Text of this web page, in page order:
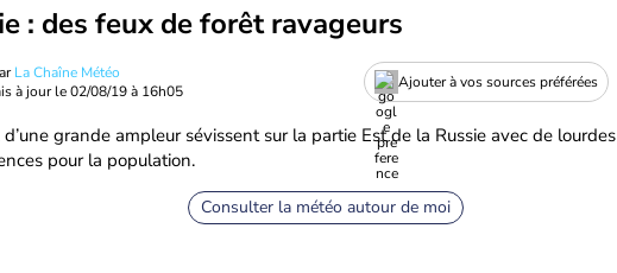
: des feux de forêt ravageurs
La Chaîne Météo
à jour le02/08/19 à 16h05
Ajouter à vos sources préférées
grande ampleur sévissent sur la partie Est de la Russie avec de lourdes
pour la population.
Consulter la météo autour de moi